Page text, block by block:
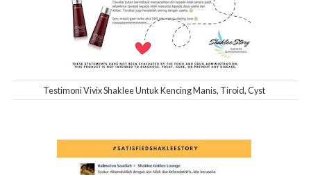
Testimoni Vivix Shaklee Untuk Kencing Manis, Tiroid, Cyst